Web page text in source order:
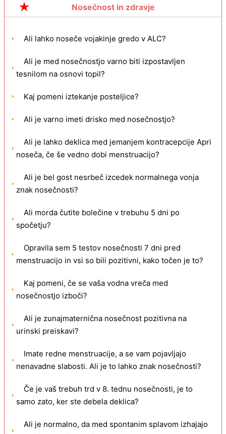
Nosečnost in zdravje
Ali lahko noseče vojakinje gredo v ALC?
Ali je med nosečnostjo varno biti izpostavljen
tesnilom na osnovi topil?
Kaj pomeni iztekanje posteljice?
Ali je varno imeti drisko med nosečnostjo?
Ali je lahko deklica med jemanjem kontracepcije Apri
noseča, če še vedno dobi menstruacijo?
Ali je bel gost nesrbeč izcedek normalnega vonja
znak nosečnosti?
Ali morda čutite bolečine v trebuhu 5 dni po
spočetju?
Opravila sem 5 testov nosečnosti 7 dni pred
menstruacijo in vsi so bili pozitivni, kako točen je to?
Kaj pomeni, če se vaša vodna vreča med
nosečnostjo izboči?
Ali je zunajmaternična nosečnost pozitivna na
urinski preiskavi?
Imate redne menstruacije, a se vam pojavljajo
nenavadne slabosti. Ali je to lahko znak nosečnosti?
Če je vaš trebuh trd v 8. tednu nosečnosti, je to
samo zato, ker ste debela deklica?
Ali je normalno, da med spontanim splavom izhajajo